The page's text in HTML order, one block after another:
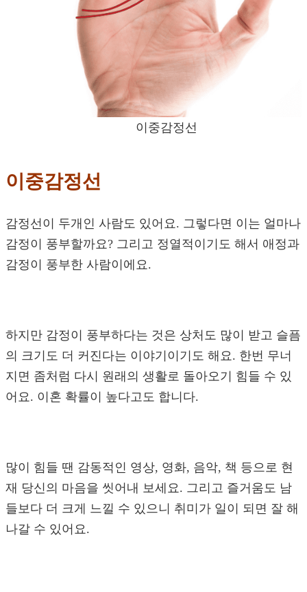
이중감정선
이중감정선
감정선이 두개인 사람도 있어요. 그렇다면 이는 얼마나
감정이 풍부할까요? 그리고 정열적이기도 해서 애정과
감정이 풍부한 사람이에요.
하지만 감정이 풍부하다는 것은 상처도 많이 받고 슬픔
의 크기도 더 커진다는 이야기이기도 해요. 한번 무너
지면 좀처럼 다시 원래의 생활로 돌아오기 힘들 수 있
어요. 이혼 확률이 높다고도 합니다.
많이 힘들 땐 감동적인 영상, 영화, 음악, 책 등으로 현
재 당신의 마음을 씻어내 보세요. 그리고 즐거움도 남
들보다 더 크게 느낄 수 있으니 취미가 일이 되면 잘 해
나갈 수 있어요.